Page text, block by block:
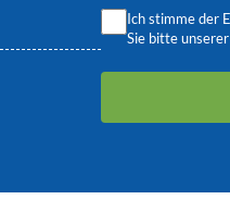
Ich stimme der
Sie bitte unserer